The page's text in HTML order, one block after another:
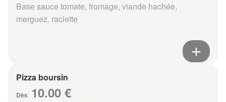
Base sauce tomate, fromage, viande hachée,
merguez, raclette
Pizza boursin
Dès 10.00 €